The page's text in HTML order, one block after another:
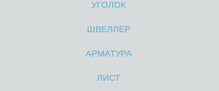
УГОЛОК
ШВЕЛЛЕР
АРМАТУРА
ЛИСТ